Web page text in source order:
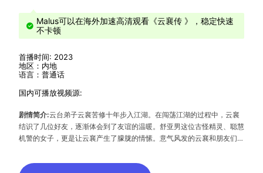
Malus可以在海外加速高清观看《云襄传 》，稳定快速
不卡顿
首播时间: 2023
地区：内地
语言：普通话
国内可播放视频源:
剧情简介:云台弟子云襄苦修十年步入江湖。在闯荡江湖的过程中，云襄
结识了几位好友，逐渐体会到了友谊的温暖。舒亚男这位古怪精灵、聪慧
机警的女子，更是让云襄产生了朦胧的情愫。意气风发的云襄和朋友们度
查，云襄挖出了更多骇人听闻的秘密，事态开始急转直下。他先后经历了